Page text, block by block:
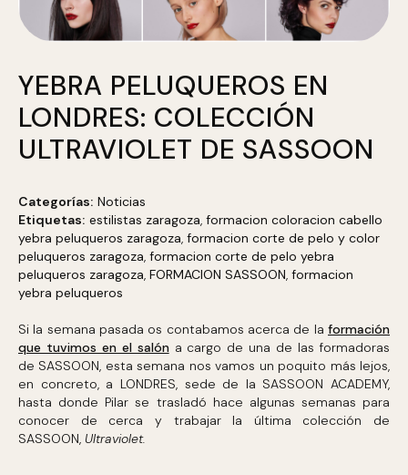
YEBRA PELUQUEROS EN
LONDRES: COLECCIÓN
ULTRAVIOLET DE SASSOON
Categorías: Noticias
Etiquetas: estilistas zaragoza, formacion coloracion cabello
yebra peluqueros zaragoza, formacion corte de pelo y color
peluqueros zaragoza, formacion corte de pelo yebra
peluqueros zaragoza, FORMACION SASSOON, formacion
yebra peluqueros
Si la semana pasada os contabamos acerca de la formación
que tuvimos en el salóna cargo de una de las formadoras
de SASSOON, esta semana nos vamos un poquito más lejos,
en concreto, a LONDRES, sede de la SASSOON ACADEMY,
hasta donde Pilar se trasladó hace algunas semanas para
conocer de cerca y trabajar la última colección de
SASSOON, Ultraviolet.